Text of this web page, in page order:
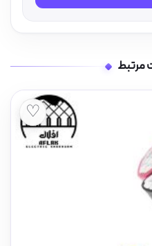
مرتبط
♡